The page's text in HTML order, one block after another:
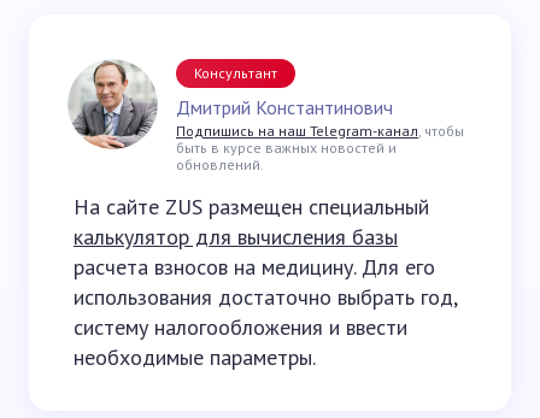
Консультант
Дмитрий Константинович
Подпишись на наш Telegram-канал, чтобы
быть в курсе важных новостей и
обновлений.
На сайте ZUS размещен специальный
калькулятор для вычисления базы
расчета взносов на медицину. Для его
использования достаточно выбрать год,
систему налогообложения и ввести
необходимые параметры.